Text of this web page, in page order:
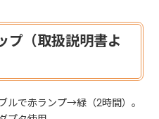
プ（取扱説明書よ
ルで赤ランプ→緑（2時間）。